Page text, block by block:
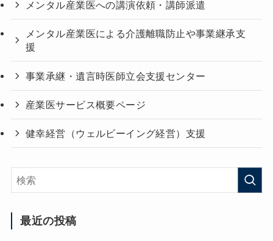
メンタル産業医への講演依頼・講師派遣
メンタル産業医による介護離職防止や事業継承支
援
事業承継・遺言時医師立会支援センター
産業医サービス概要ページ
健幸経営（ウェルビーイング経営）支援
最近の投稿